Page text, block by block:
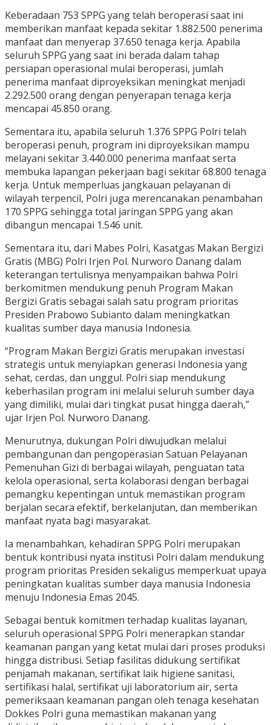
Keberadaan 753 SPPG yang telah beroperasi saat ini
memberikan manfaat kepada sekitar 1.882.500 penerima
manfaat dan menyerap 37.650 tenaga kerja. Apabila
seluruh SPPG yang saat ini berada dalam tahap
persiapan operasional mulai beroperasi, jumlah
penerima manfaat diproyeksikan meningkat menjadi
2.292.500 orang dengan penyerapan tenaga kerja
mencapai 45.850 orang.
Sementara itu, apabila seluruh 1.376 SPPG Polri telah
beroperasi penuh, program ini diproyeksikan mampu
melayani sekitar 3.440.000 penerima manfaat serta
membuka lapangan pekerjaan bagi sekitar 68.800 tenaga
kerja. Untuk memperluas jangkauan pelayanan di
wilayah terpencil, Polri juga merencanakan penambahan
170 SPPG sehingga total jaringan SPPG yang akan
dibangun mencapai 1.546 unit.
Sementara itu, dari Mabes Polri, Kasatgas Makan Bergizi
Gratis (MBG) Polri Irjen Pol. Nurworo Danang dalam
keterangan tertulisnya menyampaikan bahwa Polri
berkomitmen mendukung penuh Program Makan
Bergizi Gratis sebagai salah satu program prioritas
Presiden Prabowo Subianto dalam meningkatkan
kualitas sumber daya manusia Indonesia.
“Program Makan Bergizi Gratis merupakan investasi
strategis untuk menyiapkan generasi Indonesia yang
sehat, cerdas, dan unggul. Polri siap mendukung
keberhasilan program ini melalui seluruh sumber daya
yang dimiliki, mulai dari tingkat pusat hingga daerah,”
ujar Irjen Pol. Nurworo Danang.
Menurutnya, dukungan Polri diwujudkan melalui
pembangunan dan pengoperasian Satuan Pelayanan
Pemenuhan Gizi di berbagai wilayah, penguatan tata
kelola operasional, serta kolaborasi dengan berbagai
pemangku kepentingan untuk memastikan program
berjalan secara efektif, berkelanjutan, dan memberikan
manfaat nyata bagi masyarakat.
Ia menambahkan, kehadiran SPPG Polri merupakan
bentuk kontribusi nyata institusi Polri dalam mendukung
program prioritas Presiden sekaligus memperkuat upaya
peningkatan kualitas sumber daya manusia Indonesia
menuju Indonesia Emas 2045.
Sebagai bentuk komitmen terhadap kualitas layanan,
seluruh operasional SPPG Polri menerapkan standar
keamanan pangan yang ketat mulai dari proses produksi
hingga distribusi. Setiap fasilitas didukung sertifikat
penjamah makanan, sertifikat laik higiene sanitasi,
sertifikasi halal, sertifikat uji laboratorium air, serta
pemeriksaan keamanan pangan oleh tenaga kesehatan
Dokkes Polri guna memastikan makanan yang